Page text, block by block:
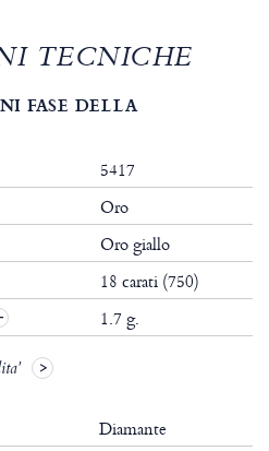
TECNICHE
FASE DELLA
5417
Oro
Oro giallo
18 carati (750)
1.7 g.
Diamante